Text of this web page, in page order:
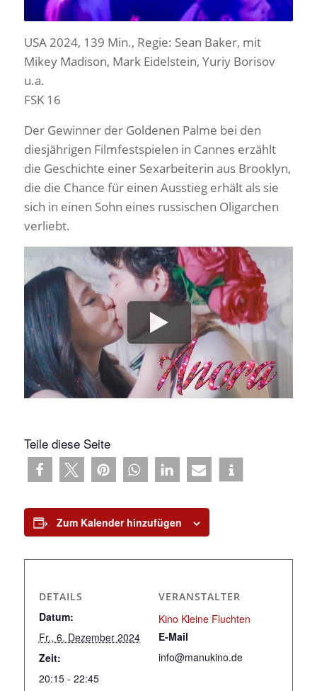
USA 2024, 139 Min., Regie: Sean Baker, mit
Mikey Madison, Mark Eidelstein, Yuriy Borisov
u.a.
FSK 16
Der Gewinner der Goldenen Palme bei den
diesjährigen Filmfestspielen in Cannes erzählt
die Geschichte einer Sexarbeiterin aus Brooklyn,
die die Chance für einen Ausstieg erhält als sie
sich in einen Sohn eines russischen Oligarchen
verliebt.
Teile diese Seite
Zum Kalender hinzufügen
DETAILS
Datum:
Fr., 6. Dezember 2024
Zeit:
20:15 - 22:45
VERANSTALTER
Kino Kleine Fluchten
E-Mail
info@manukino.de